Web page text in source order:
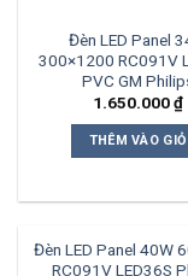
Đèn LED Panel
300×1200 RC091V
PVC GM
1.650.000₫
THÊM VÀO GIỎ
Đèn LED Panel 40W
RC091V LED36S